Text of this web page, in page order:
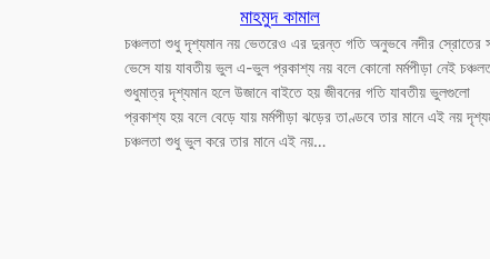
মাহমুদ কামাল
চঞ্চলতা শুধু দৃশ্যমান নয় ভেতরেও এর দুরন্ত গতি অনুভবে নদীর স্রোতের
ভেসে যায় যাবতীয় ভুল এ-ভুল প্রকাশ্য নয় বলে কোনো মর্মপীড়া নেই
শুধুমাত্র দৃশ্যমান হলে উজানে বাইতে হয় জীবনের গতি যাবতীয় ভুলগুলো
প্রকাশ্য হয় বলে বেড়ে যায় মর্মপীড়া ঝড়ের তাণ্ডবে তার মানে এই নয়
চঞ্চলতা শুধু ভুল করে তার মানে এই নয়…